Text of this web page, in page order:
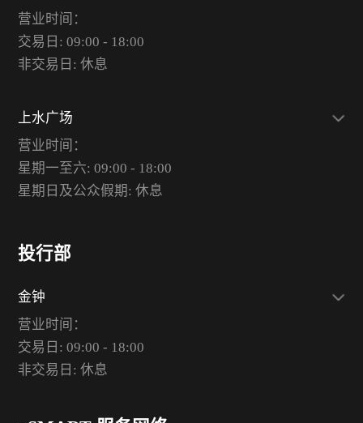
营业时间：
交易日: 09:00 - 18:00
非交易日: 休息
上水广场
营业时间：
星期一至六: 09:00 - 18:00
星期日及公众假期: 休息
投行部
金钟
营业时间：
交易日: 09:00 - 18:00
非交易日: 休息